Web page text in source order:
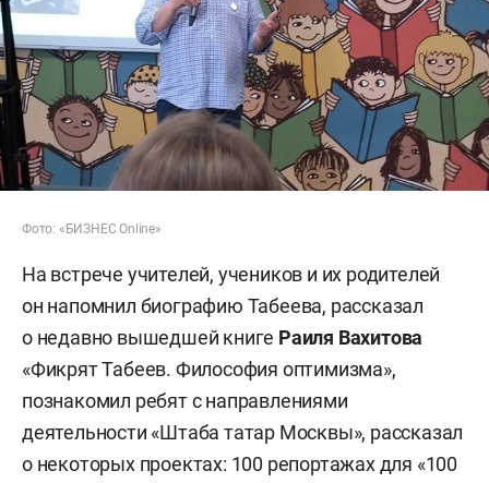
Фото: «БИЗНЕС Online»
На встрече учителей, учеников и их родителей
он напомнил биографию Табеева, рассказал
о недавно вышедшей книге Раиля Вахитова
«Фикрят Табеев. Философия оптимизма»,
познакомил ребят с направлениями
деятельности «Штаба татар Москвы», рассказал
о некоторых проектах: 100 репортажах для «100